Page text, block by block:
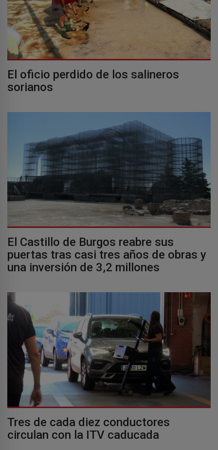
El oficio perdido de los salineros
sorianos
El Castillo de Burgos reabre sus
puertas tras casi tres años de obras y
una inversión de 3,2 millones
Tres de cada diez conductores
circulan con la ITV caducada